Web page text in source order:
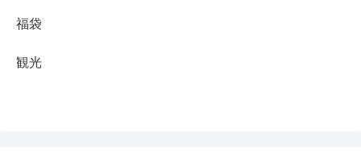
福袋
観光